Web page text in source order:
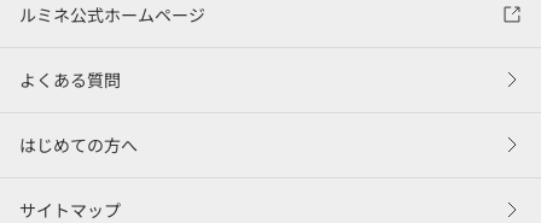
ルミネ公式ホームページ
よくある質問
はじめての方へ
サイトマップ